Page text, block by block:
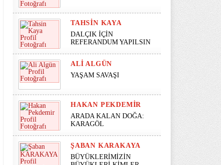
TAHSIN KAYA
DALÇIK İÇİN
REFERANDUM YAPILSIN
ALI ALGÜN
YAŞAM SAVAŞI
HAKAN PEKDEMIR
ARADA KALAN DOĞA:
KARAGÖL
ŞABAN KARAKAYA
BÜYÜKLERİMİZİN